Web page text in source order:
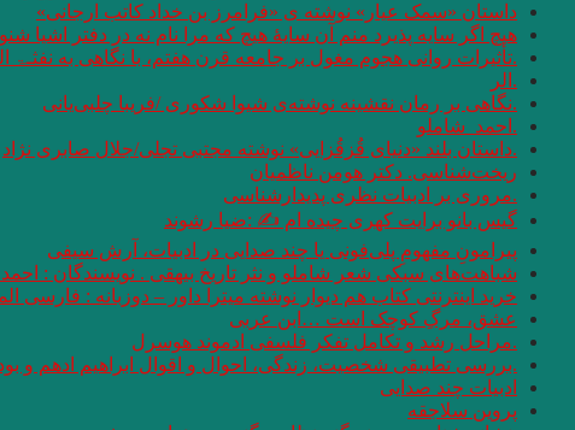
داستان «سمک عیار» نوشته ی «فرامرز بن خداد کاتب ارجانی»
هیچ اگر سایه پذیرد منم آن سایهٔ هیچ که مرا نام نه در دفتر اشیا
.تأثیرات روانی هجوم مغول بر جامعه قرن هفتم، با نگاهی به نفثـۃ
.الر
.نگاهی بر رمان نقشینه نوشته‌ی شیوا شکوری /فریبا چلبی‌یانی
.احمد_شاملو
.داستان بلند «دنیای قُزقُزایی» نوشته مجتبی تجلی/جلال صابری نژاد
ریخت‌شناسی. دکتر هومن ناظمیان
.مروری بر ادبیات نظری پدیدارشناسی
گیس بانو برایت کهری چیده ام ✍ :ضیا رشوند
پیرامونِ مفهومِ پلی‌فونی یا چند صدایی در ادبیات، آرش سیفی
شباهت‌های سبکی شعر شاملو و نثر تاریخ بیهقی . نویسندگان :
خرید اینترنتی کتاب هم دیوار نوشته میترا داور – دوزبانه : فارسی
عشق، مرگِ کوچک است …ابن عربی
.مراحل رشد و تکامل تفکر فلسفی ادموند هوسرل
.بررسی تطبیقی شخصیت، زندگی، احوال و اقوال ابراهیم ادهم و
ادبیات چند صدایی
پروین سلاجقه